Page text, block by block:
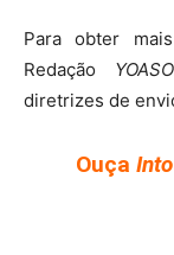
Para obter
Redação
diretrizes de
Ouça